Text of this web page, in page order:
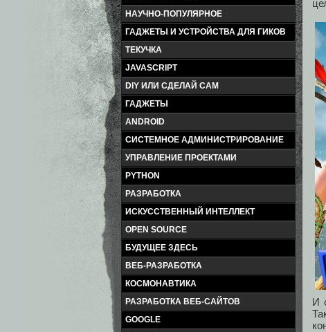
НАУЧНО-ПОПУЛЯРНОЕ
ГАДЖЕТЫ И УСТРОЙСТВА ДЛЯ ГИКОВ
ТЕКУЧКА
JAVASCRIPT
DIY ИЛИ СДЕЛАЙ САМ
ГАДЖЕТЫ
ANDROID
СИСТЕМНОЕ АДМИНИСТРИРОВАНИЕ
УПРАВЛЕНИЕ ПРОЕКТАМИ
PYTHON
РАЗРАБОТКА
ИСКУССТВЕННЫЙ ИНТЕЛЛЕКТ
OPEN SOURCE
БУДУЩЕЕ ЗДЕСЬ
ВЕБ-РАЗРАБОТКА
КОСМОНАВТИКА
РАЗРАБОТКА ВЕБ-САЙТОВ
GOOGLE
И